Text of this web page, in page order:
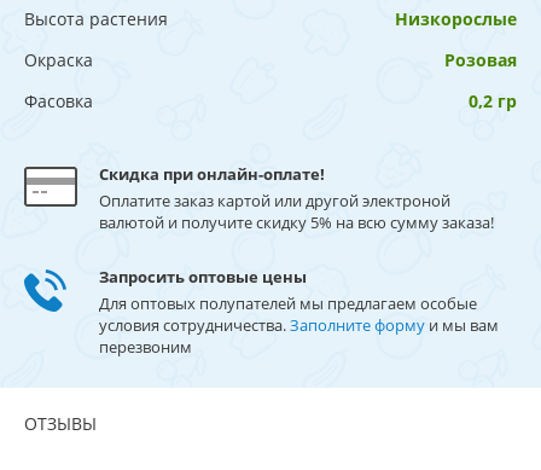
Высота растения
Низкорослые
Окраска
Розовая
Фасовка
0,2 гр
Скидка при онлайн-оплате!
Оплатите заказ картой или другой электроной
валютой и получите скидку 5% на всю сумму заказа!
Запросить оптовые цены
Для оптовых полупателей мы предлагаем особые
условия сотрудничества.Заполните форму и мы вам
перезвоним
ОТЗЫВЫ